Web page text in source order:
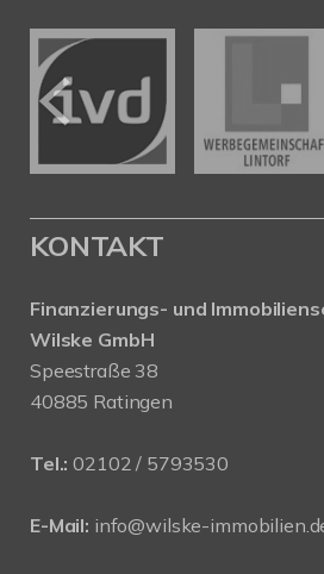
KONTAKT
Finanzierungs- und
Wilske GmbH
Speestraße 38
40885 Ratingen
Tel.: 02102 / 5793530
E-Mail: info@wilske-